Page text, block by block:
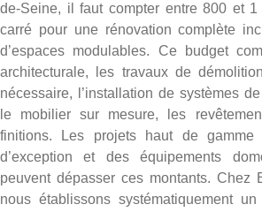
de-Seine, il faut compter entre 800 et
carré pour une rénovation complète
d’espaces modulables. Ce budget
architecturale, les travaux de
nécessaire, l’installation de systèmes
le mobilier sur mesure, les
finitions. Les projets haut de gamme
d’exception et des équipements
peuvent dépasser ces montants. Chez
nous établissons systématiquement